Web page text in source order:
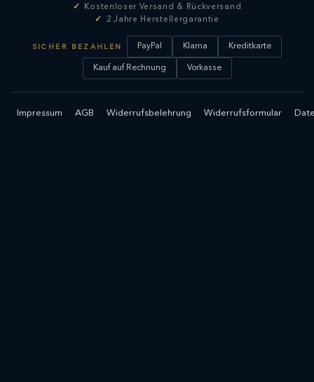
Kostenloser Versand & Rückversand
2 Jahre Herstellergarantie
SICHER BEZAHLEN PayPal Klarna Kreditkarte
Kauf auf Rechnung Vorkasse
Impressum AGB Widerrufsbelehrung Widerrufsformular